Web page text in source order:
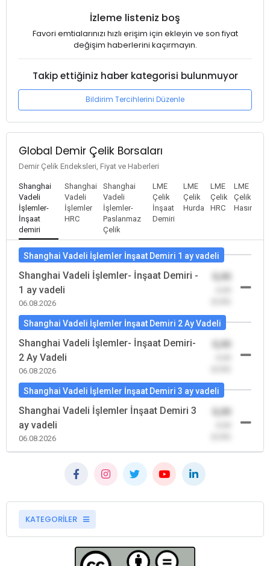
İzleme listeniz boş
Favori emtialarınızı hızlı erişim için ekleyin ve son fiyat
değişim haberlerini kaçırmayın.
Takip ettiğiniz haber kategorisi bulunmuyor
Bildirim Tercihlerini Düzenle
Global Demir Çelik Borsaları
Demir Çelik Endeksleri, Fiyat ve Haberleri
Shanghai
Vadeli
İşlemler-
İnşaat
demiri
Shanghai
Vadeli
İşlemler
HRC
Shanghai
Vadeli
İşlemler-
Paslanmaz
Çelik
LME
Çelik
İnşaat
Demiri
LME
Çelik
Hurda
LME
Çelik
HRC
LME
Çelik
Hasır
Shanghai Vadeli İşlemler İnşaat Demiri 1 ay vadeli
Shanghai Vadeli İşlemler- İnşaat Demiri -
1 ay vadeli
06.08.2026
Shanghai Vadeli İşlemler İnşaat Demiri 2 Ay Vadeli
Shanghai Vadeli İşlemler- İnşaat Demiri-
2 Ay Vadeli
06.08.2026
Shanghai Vadeli İşlemler İnşaat Demiri 3 ay vadeli
Shanghai Vadeli İşlemler İnşaat Demiri 3
ay vadeli
06.08.2026
KATEGORİLER